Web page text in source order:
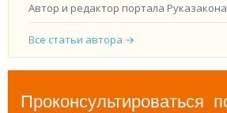
Автор и редактор портала Руказакона
Все статьи автора →